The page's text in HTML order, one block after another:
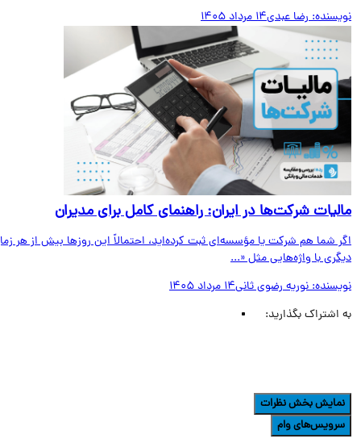
رضا عبدی14 مرداد 1405
شرکت‌ها در ایران: راهنمای کامل برای مدیران
شما هم شرکت یا مؤسسه‌ای ثبت کرده‌اید، احتمالاً این روزها بیش از هر زمان
با واژه‌هایی مثل «...
نوریه رضوی ثانی14 مرداد 1405
اشتراک بگذارید:
بخش نظرات
وام